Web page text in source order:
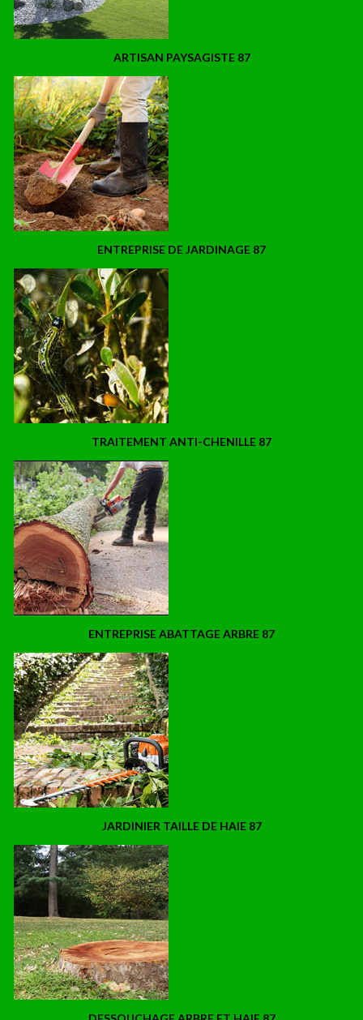
ARTISAN PAYSAGISTE 87
ENTREPRISE DE JARDINAGE 87
TRAITEMENT ANTI-CHENILLE 87
ENTREPRISE ABATTAGE ARBRE 87
JARDINIER TAILLE DE HAIE 87